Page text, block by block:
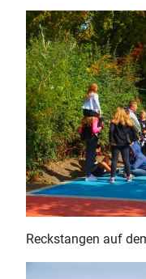
Reckstangen auf